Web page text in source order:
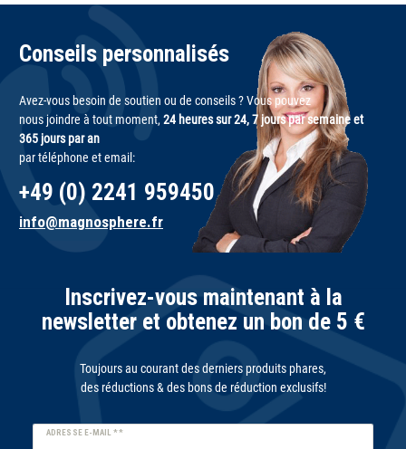
Conseils personnalisés
Avez-vous besoin de soutien ou de conseils ? Vous pouvez
nous joindre à tout moment,24 heures sur 24, 7 jours par semaine et
365 jours par an
par téléphone et email:
+49 (0) 2241 959450
info@magnosphere.fr
Inscrivez-vous maintenant à la
newsletter et obtenez un bon de 5 €
Toujours au courant des derniers produits phares,
des réductions & des bons de réduction exclusifs!
ADRESSE E-MAIL **
Ceres::Template.newsletterHoneypotLabel